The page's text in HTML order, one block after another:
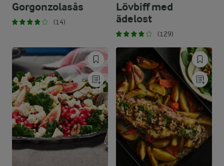
Gorgonzolasås
(14)
Lövbiff med
ädelost
(129)